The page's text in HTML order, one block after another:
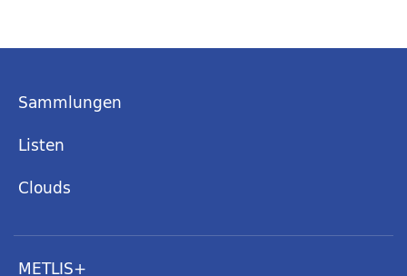
Sammlungen
Listen
Clouds
METLIS+